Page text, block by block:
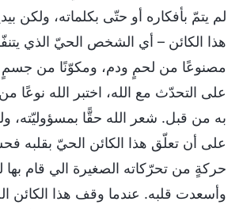
لم يتمّ بأفكاره أو حتّى بكلماته، ولكن
هذا الكائن – أي الشخص الحيّ الذي
مصنوعًا من لحمٍ ودم، ومكوّنًا من جسمٍ
على التحدّث مع الله، اختبر الله نوعًا
به من قبل. شعر الله حقًّا بمسؤوليّته،
على أن تعلّق هذا الكائن الحيّ بقلبه
حركةٍ من تحرّكاته الصغيرة الي قام بها
وأسعدت قلبه. عندما وقف هذا الكائن